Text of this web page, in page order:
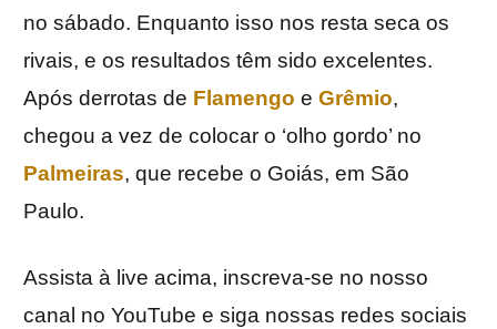
no sábado. Enquanto isso nos resta seca os
rivais, e os resultados têm sido excelentes.
Após derrotas de Flamengo e Grêmio,
chegou a vez de colocar o ‘olho gordo’ no
Palmeiras, que recebe o Goiás, em São
Paulo.
Assista à live acima, inscreva-se no nosso
canal no YouTube e siga nossas redes sociais